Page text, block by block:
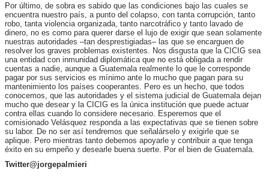
Por último, de sobra es sabido que las condiciones bajo las cuales se
encuentra nuestro país, a punto del colapso, con tanta corrupción, tanto
robo, tanta violencia organizada, tanto narcotráfico y tanto lavado de
dinero, no es como para querer darse el lujo de exigir que sean solamente
nuestras autoridades –tan desprestigiadas– las que se encarguen de
resolver los graves problemas existentes. Nos disgusta que la CICIG sea
una entidad con inmunidad diplomática que no está obligada a rendir
cuentas a nadie, aunque a Guatemala realmente lo que le corresponde
pagar por sus servicios es mínimo ante lo mucho que pagan para su
mantenimiento los países cooperantes. Pero es un hecho, que todos
conocemos, que las autoridades y el sistema judicial de Guatemala dejan
mucho que desear y la CICIG es la única institución que puede actuar
contra ellas cuando lo considere necesario. Esperemos que el
comisionado Velásquez responda a las expectativas que se tienen sobre
su labor. De no ser así tendremos que señalárselo y exigirle que se
aplique. Pero mientras tanto debemos apoyarle y contribuir a que tenga
éxito en su empeño y desearle buena suerte. Por el bien de Guatemala.
Twitter@jorgepalmieri